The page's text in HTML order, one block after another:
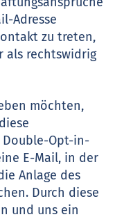
Adresse
zu treten,
als rechtswidrig
möchten,
Double-Opt-in-
E-Mail, in der
Anlage des
Durch diese
und uns ein